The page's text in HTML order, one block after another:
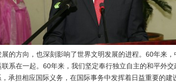
方向，也深刻影响了世界文明发展的进程。60年来，
系在一起。60年来，我们坚定奉行独立自主的和平外
承担相应国际义务，在国际事务中发挥着日益重要的